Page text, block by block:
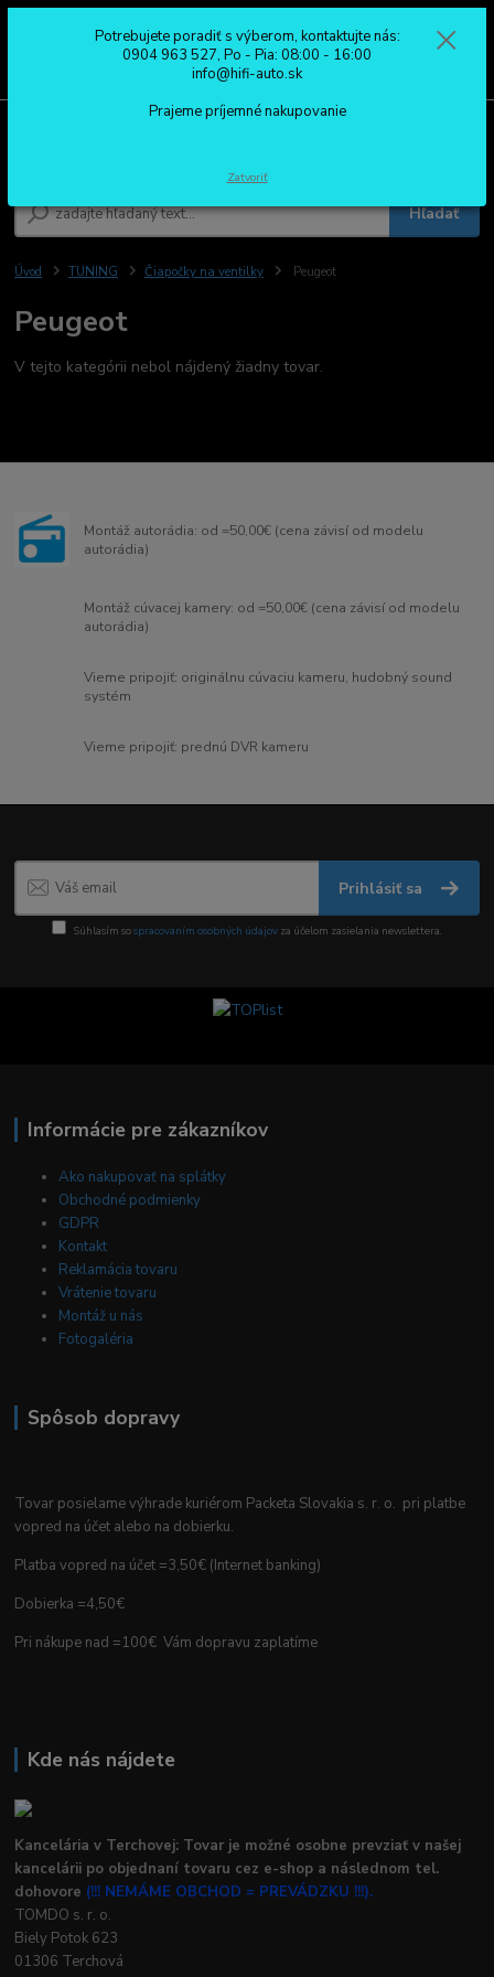
Hľadať
0904 963 527
Po - Pia: 08:00 - 16:00
Úvod TUNING Čiapočky na ventilky Peugeot
Peugeot
V tejto kategórii nebol nájdený žiadny tovar.
Montáž autorádia: od =50,00€ (cena závisí od modelu
autorádia)
Montáž cúvacej kamery: od =50,00€ (cena závisí od modelu
autorádia)
Vieme pripojiť: originálnu cúvaciu kameru, hudobný sound
systém
Vieme pripojiť: prednú DVR kameru
Prihlásiť sa
Súhlasím sospracovaním osobných údajov za účelom zasielania newslettera.
Informácie pre zákazníkov
Ako nakupovať na splátky
Obchodné podmienky
GDPR
Kontakt
Reklamácia tovaru
Vrátenie tovaru
Montáž u nás
Fotogaléria
Spôsob dopravy
Tovar posielame výhrade kuriérom Packeta Slovakia s. r. o. pri platbe
vopred na účet alebo na dobierku.
Platba vopred na účet =3,50€ (Internet banking)
Dobierka =4,50€
Pri nákupe nad =100€ Vám dopravu zaplatíme
Kde nás nájdete
Kancelária v Terchovej: Tovar je možné osobne prevziať v našej
kancelárii po objednaní tovaru cez e-shop a následnom tel.
dohovore (!!! NEMÁME OBCHOD = PREVÁDZKU !!!).
TOMDO s. r. o.
Biely Potok 623
01306 Terchová
Potrebujete poradiť s výberom, kontaktujte nás:
0904 963 527, Po - Pia: 08:00 - 16:00
info@hifi-auto.sk
Prajeme príjemné nakupovanie
Zatvoriť